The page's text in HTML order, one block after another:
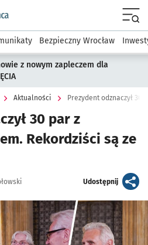
podserwis: Dla mieszkańca
Bezpieczny Wrocław
z nowym zapleczem dla
Aktualności Prezydent odznaczył
30 par z
Rekordziści są ze
Udostępnijartykuł